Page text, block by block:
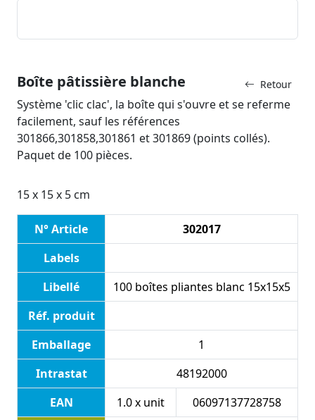
Retour
Boîte pâtissière blanche
Système 'clic clac', la boîte qui s'ouvre et se referme
facilement, sauf les références
301866,301858,301861 et 301869 (points collés).
Paquet de 100 pièces.
15 x 15 x 5 cm
N° Article
302017
Labels
Libellé
100 boîtes pliantes blanc 15x15x5
Réf. produit
Emballage
1
Intrastat
48192000
EAN
1.0 x unit
06097137728758